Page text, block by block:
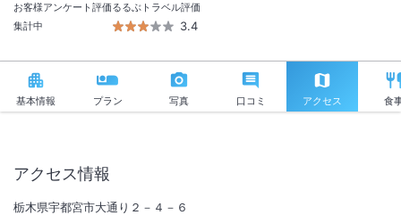
お客様アンケート評価
集計中
るるぶトラベル評価
3.4
基本情報 プラン 写真 口コミ アクセス 食
アクセス情報
栃木県宇都宮市大通り２－４－６